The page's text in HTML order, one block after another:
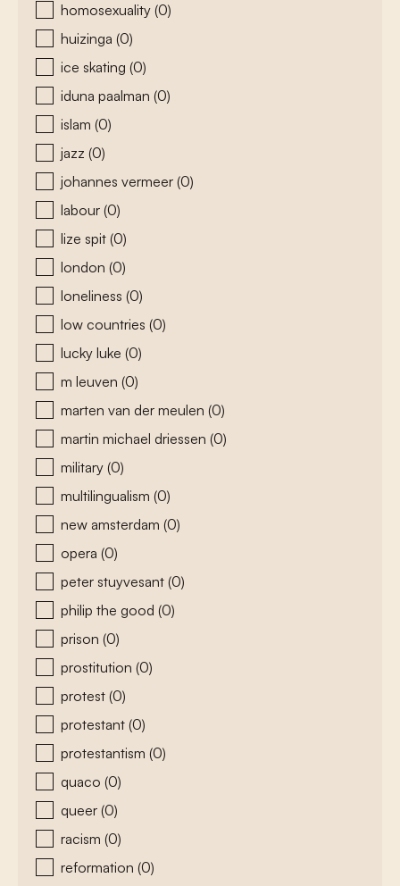
homosexuality (0)
huizinga (0)
ice skating (0)
iduna paalman (0)
islam (0)
jazz (0)
johannes vermeer (0)
labour (0)
lize spit (0)
london (0)
loneliness (0)
low countries (0)
lucky luke (0)
m leuven (0)
marten van der meulen (0)
martin michael driessen (0)
military (0)
multilingualism (0)
new amsterdam (0)
opera (0)
peter stuyvesant (0)
philip the good (0)
prison (0)
prostitution (0)
protest (0)
protestant (0)
protestantism (0)
quaco (0)
queer (0)
racism (0)
reformation (0)